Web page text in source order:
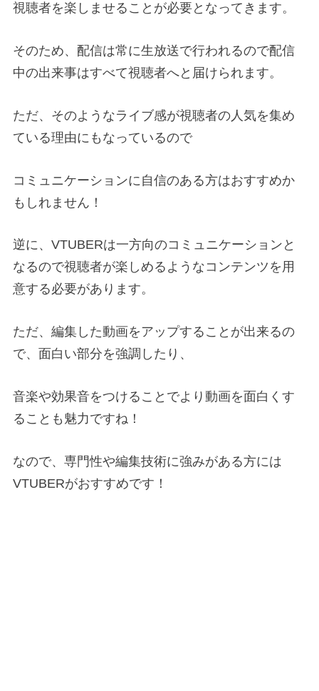
視聴者を楽しませることが必要となってきます。
そのため、配信は常に生放送で行われるので配信
中の出来事はすべて視聴者へと届けられます。
ただ、そのようなライブ感が視聴者の人気を集め
ている理由にもなっているので
コミュニケーションに自信のある方はおすすめか
もしれません！
逆に、VTUBERは一方向のコミュニケーションと
なるので視聴者が楽しめるようなコンテンツを用
意する必要があります。
ただ、編集した動画をアップすることが出来るの
で、面白い部分を強調したり、
音楽や効果音をつけることでより動画を面白くす
ることも魅力ですね！
なので、専門性や編集技術に強みがある方には
VTUBERがおすすめです！